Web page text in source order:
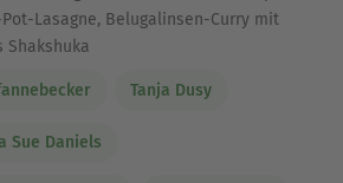
Lasagne, Belugalinsen-Curry mit
Shakshuka
Tanja Dusy
Sue Daniels